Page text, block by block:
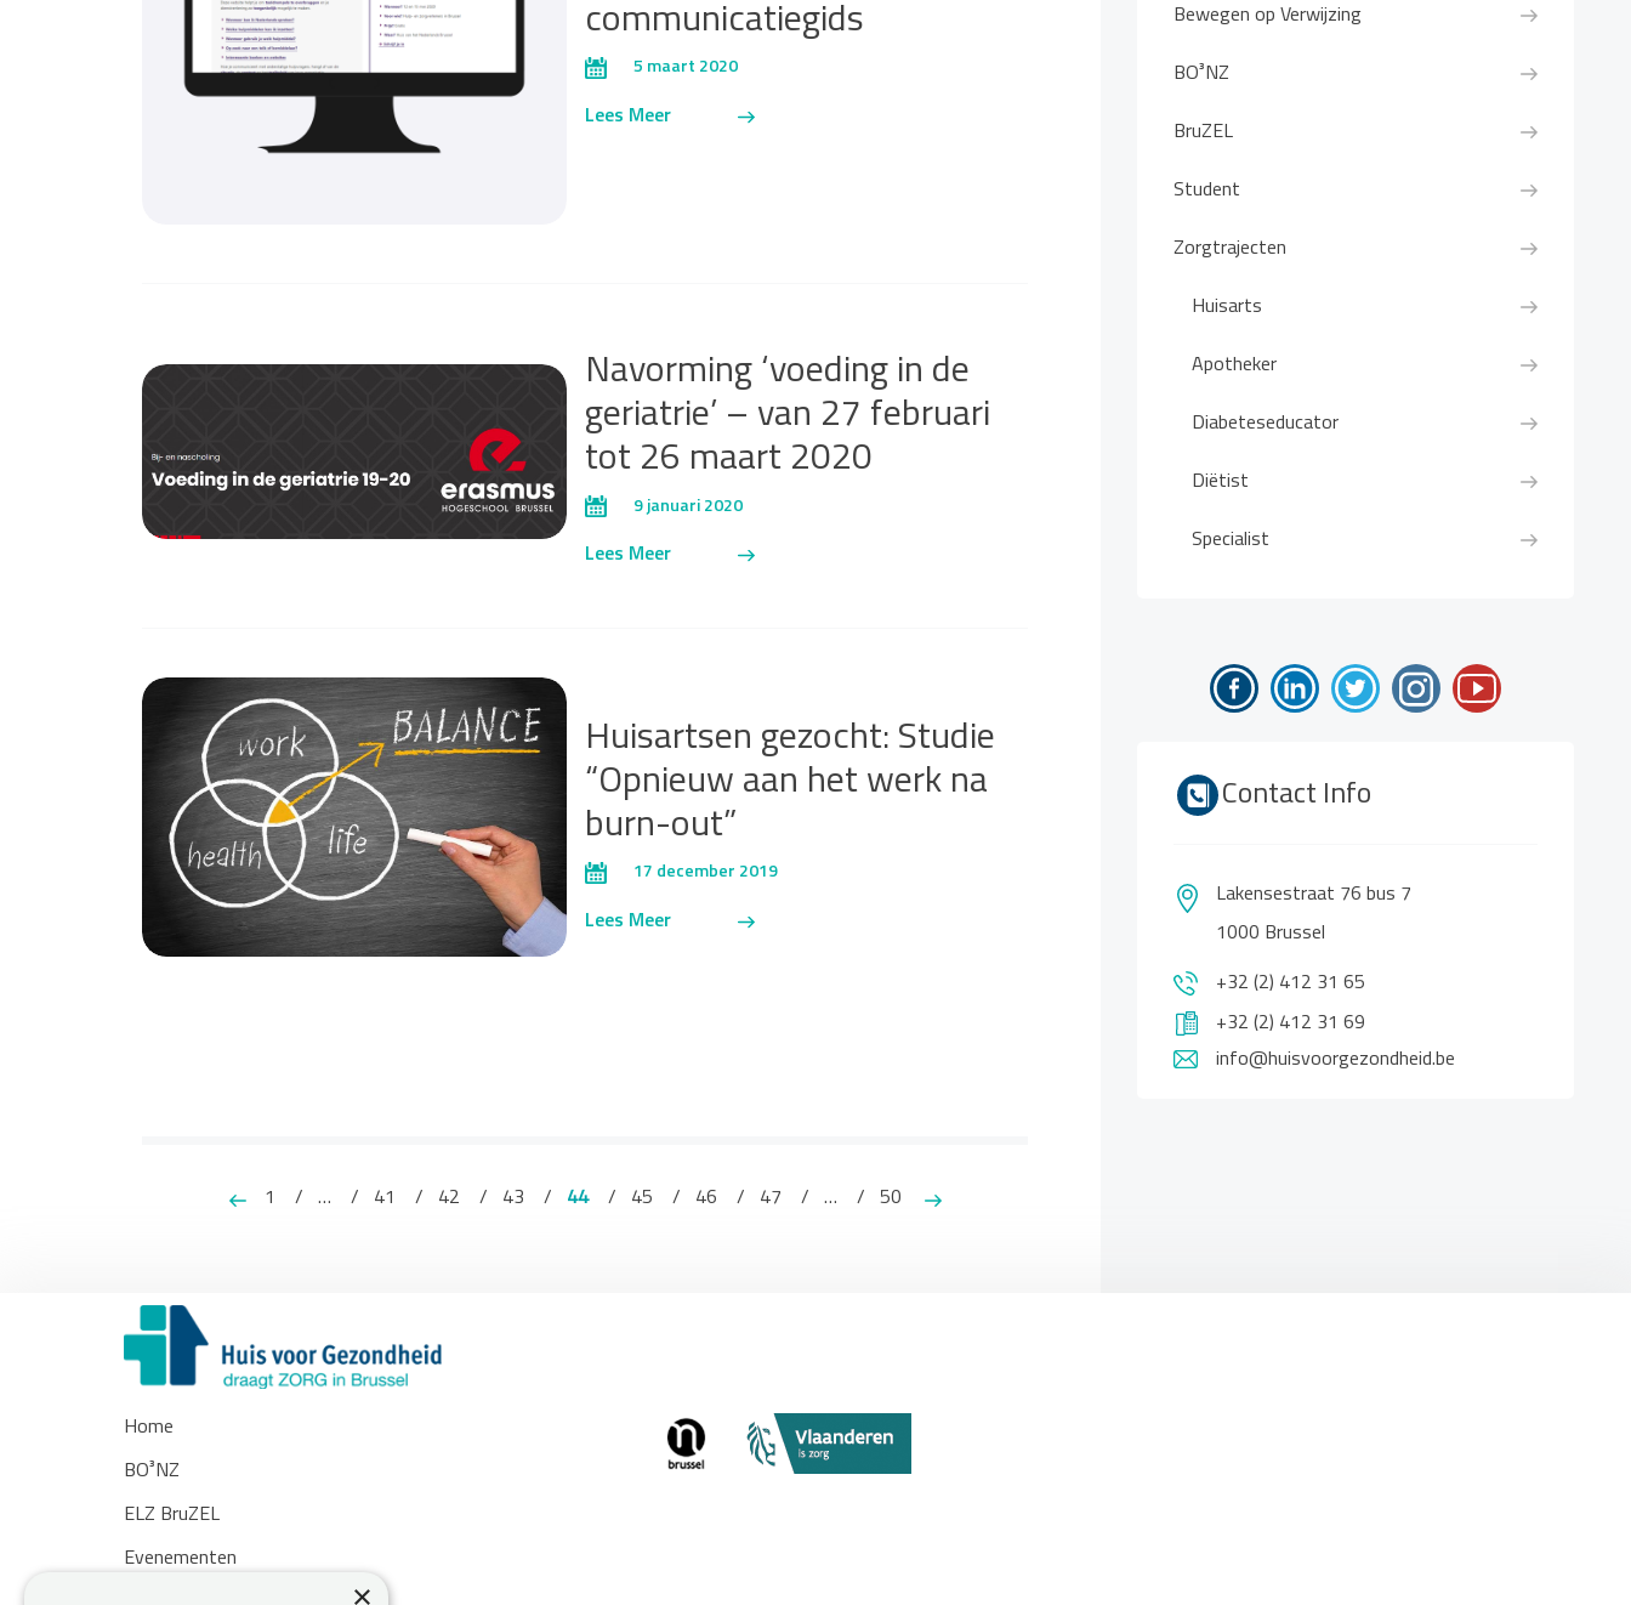
communicatiegids
5 maart 2020
Lees Meer
Navorming ‘voeding in de
geriatrie’ – van 27 februari
tot 26 maart 2020
9 januari 2020
Lees Meer
Huisartsen gezocht: Studie
“Opnieuw aan het werk na
burn-out”
17 december 2019
Lees Meer
1 … 41 42 43 44 45 46 47 … 50
Bewegen op Verwijzing
BO³NZ
BruZEL
Student
Zorgtrajecten
Huisarts
Apotheker
Diabeteseducator
Diëtist
Specialist
Contact Info
Lakensestraat 76 bus 7
1000 Brussel
+32 (2) 412 31 65
+32 (2) 412 31 69
info@huisvoorgezondheid.be
Home
BO³NZ
ELZ BruZEL
Evenementen
×